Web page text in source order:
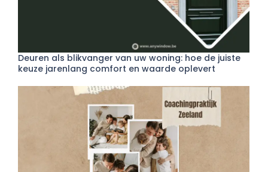
Deuren als blikvanger van uw woning: hoe de juiste
keuze jarenlang comfort en waarde oplevert